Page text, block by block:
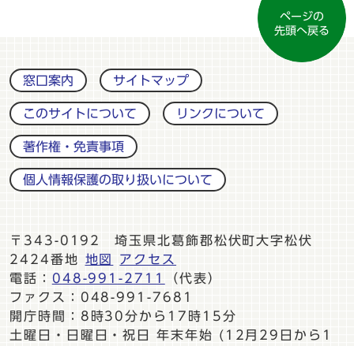
ページの
先頭へ戻る
窓口案内 サイトマップ
このサイトについて リンクについて
著作権・免責事項
個人情報保護の取り扱いについて
〒343-0192 埼玉県北葛飾郡松伏町大字松伏
2424番地
地図
アクセス
電話： 048-991-2711
（代表）
ファクス：048-991-7681
開庁時間：8時30分から17時15分
土曜日・日曜日・祝日 年末年始 (12月29日から1